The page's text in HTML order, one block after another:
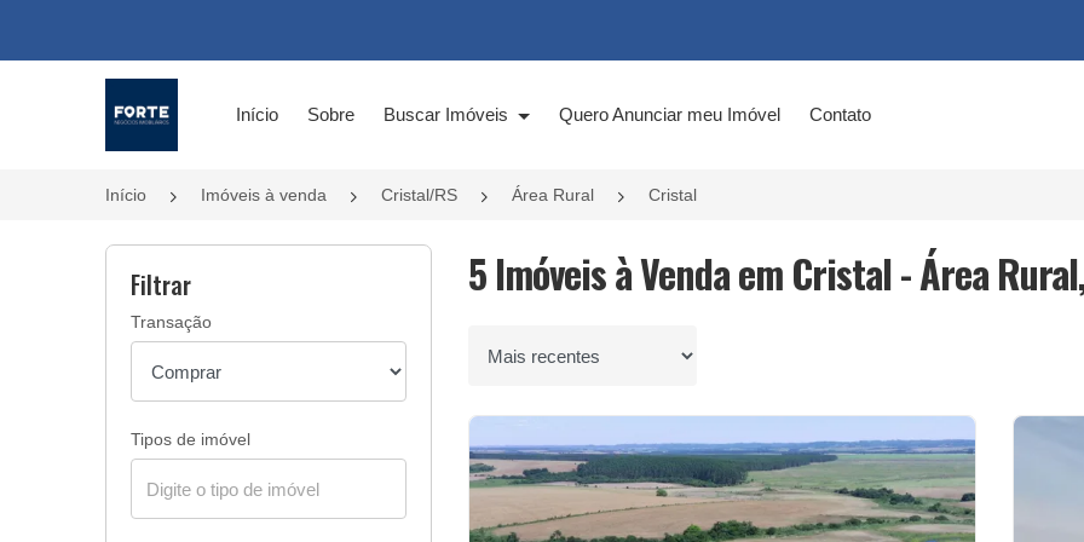
Início Sobre Buscar Imóveis Quero Anunciar meu Imóvel Contato
Início Imóveis à venda Cristal/RS Área Rural Cristal
Filtrar
Transação
Tipos de imóvel
5 Imóveis à Venda em Cristal - Área
Ordenar por